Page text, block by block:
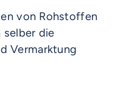
von Rohstoffen
selber die
Vermarktung